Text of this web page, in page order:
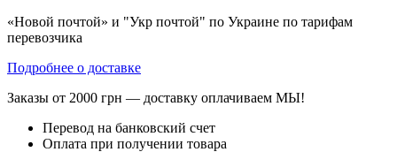
«Новой почтой» и "Укр почтой" по Украине по тарифам
перевозчика
Подробнее о доставке
Заказы от 2000 грн — доставку оплачиваем МЫ!
Перевод на банковский счет
Оплата при получении товара